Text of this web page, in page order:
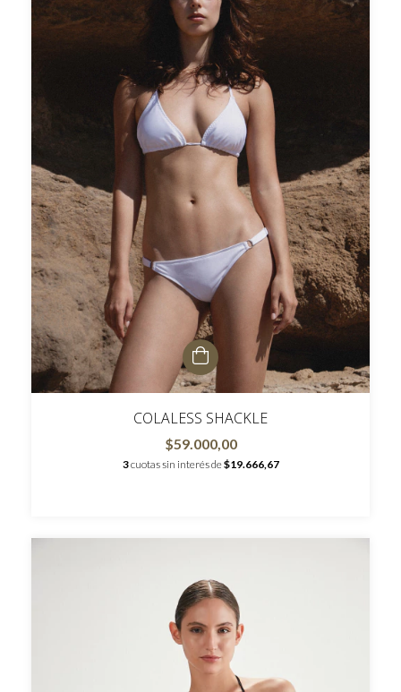
COLALESS SHACKLE
$59.000,00
3cuotas sin interés de$19.666,67